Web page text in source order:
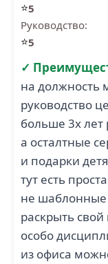
⭐5
Руководство:
⭐5
✓
на должность
руководство
больше 3х лет
а осталтные
и подарки
тут есть
не шаблонные
раскрыть
особо
из офиса